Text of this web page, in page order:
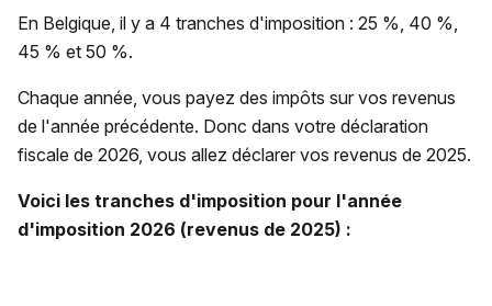
En Belgique, il y a 4 tranches d'imposition : 25 %, 40 %,
45 % et 50 %.
Chaque année, vous payez des impôts sur vos revenus
de l'année précédente. Donc dans votre déclaration
fiscale de 2026, vous allez déclarer vos revenus de 2025.
Voici les tranches d'imposition pour l'année
d'imposition 2026 (revenus de 2025) :